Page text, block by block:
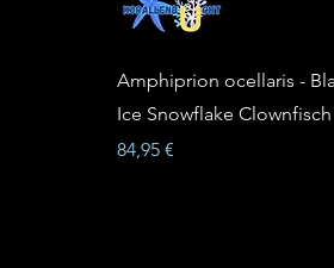
Amphiprion ocellaris -
Ice Snowflake Clownfisch
Prix
84,95 €